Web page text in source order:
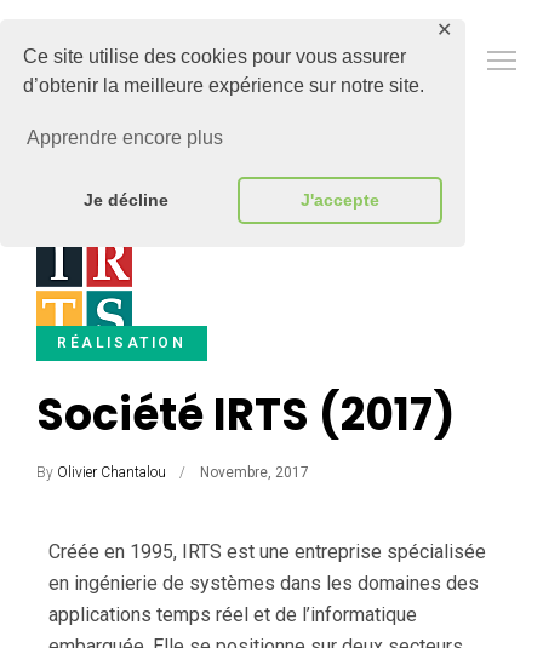
Ce site utilise des cookies pour vous assurer
d’obtenir la meilleure expérience sur notre site.
Apprendre encore plus
Je décline J'accepte
✕
Adapte
RÉALISATION
Société IRTS (2017)
By Olivier Chantalou Novembre, 2017
Créée en 1995, IRTS est une entreprise spécialisée
en ingénierie de systèmes dans les domaines des
applications temps réel et de l’informatique